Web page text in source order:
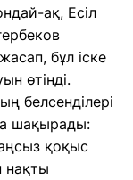
ақ, Есіл
бұл іске
өтінді.
белсенділері
шақырады:
қоқыс
нақты